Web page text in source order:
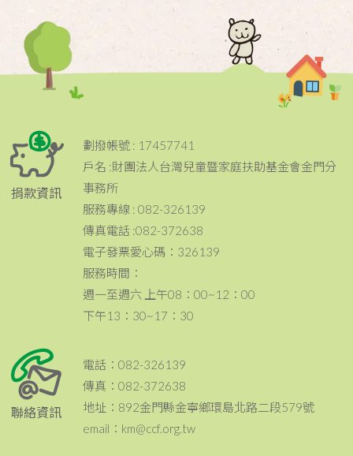
捐款資訊
劃撥帳號 : 17457741
戶名 :財團法人台灣兒童暨家庭扶助基金會金門分
事務所
服務專線 : 082-326139
傳真電話 :082-372638
電子發票愛心碼：326139
服務時間：
週一至週六 上午08：00~12：00
下午13：30~17：30
聯絡資訊
電話：082-326139
傳真：082-372638
地址：892金門縣金寧鄉環島北路二段579號
email：km@ccf.org.tw